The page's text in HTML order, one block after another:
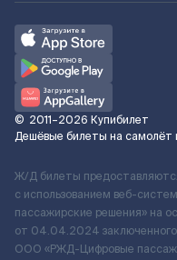
© 2011–2026 Купибилет
Дешёвые билеты на самолёт
Ж/Д билеты
с использованием веб-
пассажирские решения» на
от 04.04.2024
ООО «РЖД-Цифровые